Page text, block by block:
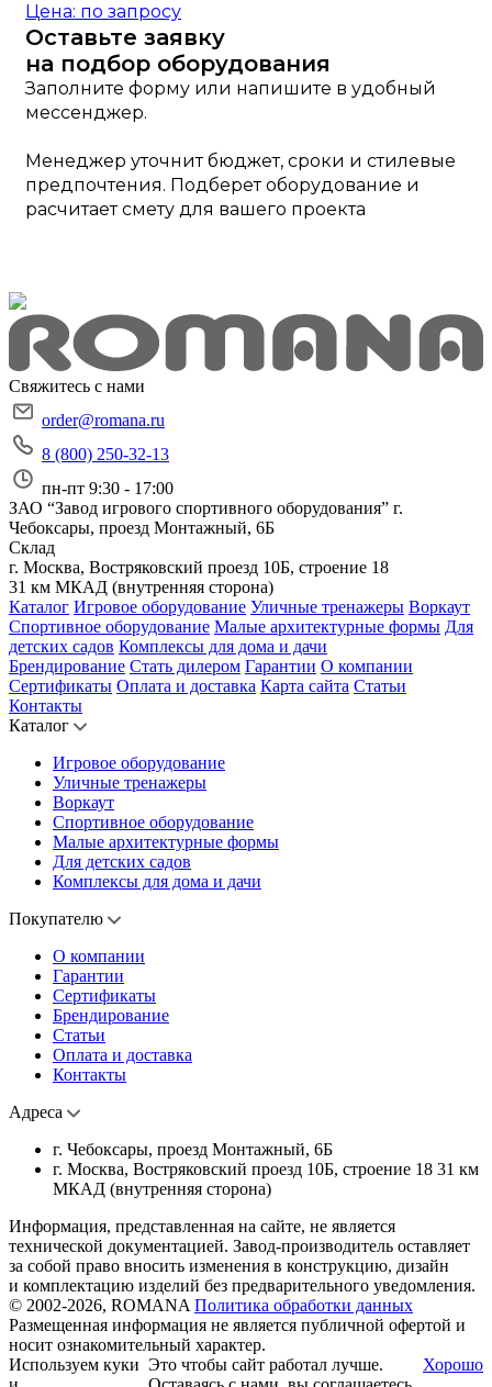
Цена: по запросу
Оставьте заявку
на подбор оборудования
Заполните форму или напишите в удобный
мессенджер.
Менеджер уточнит бюджет, сроки и стилевые
предпочтения. Подберет оборудование и
расчитает смету для вашего проекта
Свяжитесь с нами
order@romana.ru
8 (800) 250-32-13
пн-пт 9:30 - 17:00
ЗАО “Завод игрового спортивного оборудования” г.
Чебоксары, проезд Монтажный, 6Б
Склад
г. Москва, Востряковский проезд 10Б, строение 18
31 км МКАД (внутренняя сторона)
Каталог Игровое оборудование Уличные тренажеры Воркаут
Спортивное оборудование Малые архитектурные формы Для
детских садов Комплексы для дома и дачи
Брендирование Стать дилером Гарантии О компании
Сертификаты Оплата и доставка Карта сайта Статьи
Контакты
Каталог
Игровое оборудование
Уличные тренажеры
Воркаут
Спортивное оборудование
Малые архитектурные формы
Для детских садов
Комплексы для дома и дачи
Покупателю
О компании
Гарантии
Сертификаты
Брендирование
Статьи
Оплата и доставка
Контакты
Адреса
г. Чебоксары, проезд Монтажный, 6Б
г. Москва, Востряковский проезд 10Б, строение 18 31 км
МКАД (внутренняя сторона)
Информация, представленная на сайте, не является
технической документацией. Завод-производитель оставляет
за собой право вносить изменения в конструкцию, дизайн
и комплектацию изделий без предварительного уведомления.
© 2002-2026, ROMANA Политика обработки данных
Размещенная информация не является публичной офертой и
носит ознакомительный характер.
Используем куки Это чтобы сайт работал лучше.
Хорошо